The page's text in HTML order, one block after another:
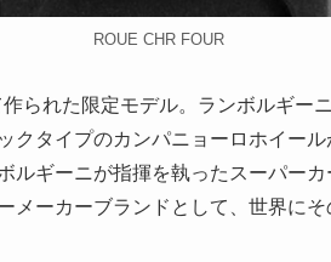
ROUE CHR FOUR
られた限定モデル。ランボルギー
クタイプのカンパニョーロホイー
ルギーニが指揮を執ったスーパー
メーカーブランドとして、世界にそ